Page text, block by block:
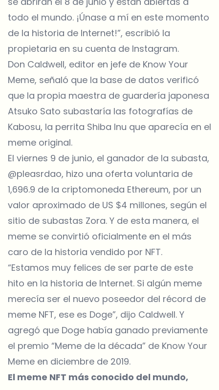
todo el mundo. ¡Únase a mí en este momento
de la historia de Internet!”, escribió la
propietaria en su cuenta de Instagram.
Don Caldwell, editor en jefe de Know Your
Meme, señaló que la base de datos verificó
que la propia maestra de guardería japonesa
Atsuko Sato subastaría las fotografías de
Kabosu, la perrita Shiba Inu que aparecía en el
meme original.
El viernes 9 de junio, el ganador de la subasta,
@pleasrdao, hizo una oferta voluntaria de
1,696.9 de la criptomoneda Ethereum, por un
valor aproximado de US $4 millones, según el
sitio de subastas Zora. Y de esta manera, el
meme se convirtió oficialmente en el más
caro de la historia vendido por NFT.
“Estamos muy felices de ser parte de este
hito en la historia de Internet. Si algún meme
merecía ser el nuevo poseedor del récord de
meme NFT, ese es Doge”, dijo Caldwell. Y
agregó que Doge había ganado previamente
el premio “Meme de la década” de Know Your
Meme en diciembre de 2019.
El meme NFT más conocido del mundo,